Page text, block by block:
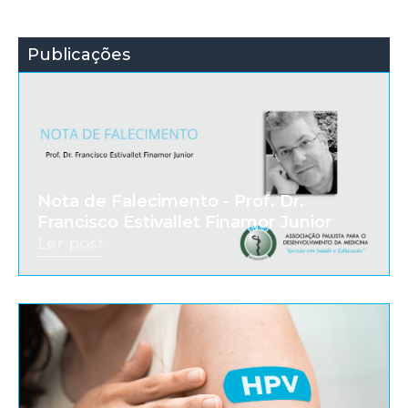
Publicações
Nota de Falecimento - Prof. Dr.
Francisco Estivallet Finamor Junior